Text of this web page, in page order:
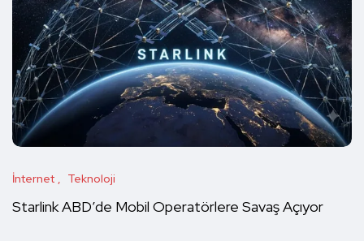
İnternet Teknoloji
Starlink ABD’de Mobil Operatörlere Savaş Açıyor